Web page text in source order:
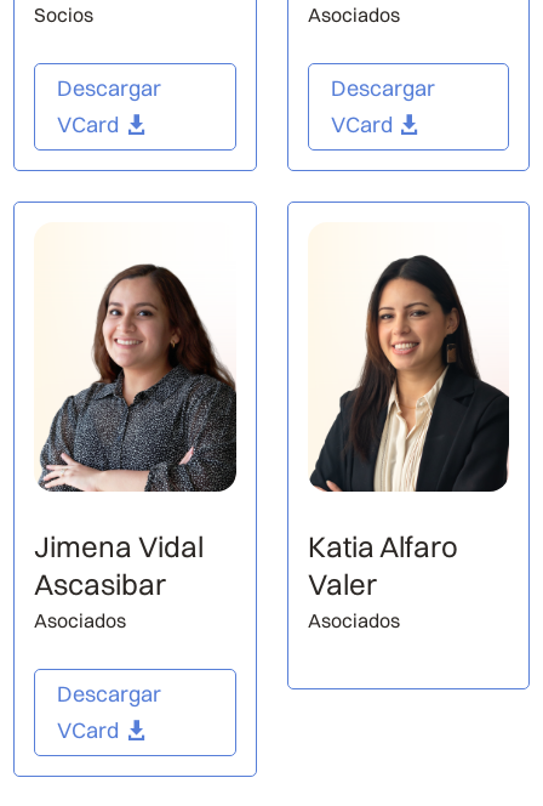
Socios
Descargar
VCard
Asociados
Descargar
VCard
Jimena Vidal
Ascasibar
Asociados
Descargar
VCard
Katia Alfaro
Valer
Asociados